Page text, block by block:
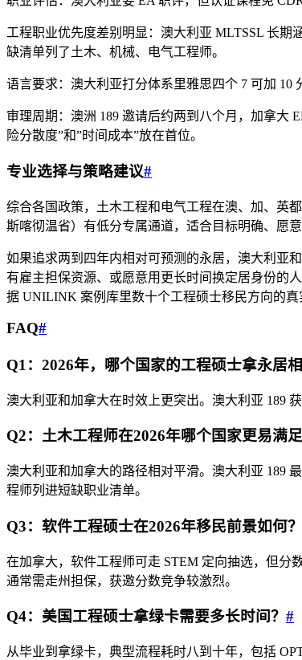
工程职业优先度差别明显：澳大利亚 MLTSSL 长
缺清单列了土木、机械、电气工程师。
语言要求：澳大利亚打分体系里雅思四个 7 可加 10
审理周期：澳洲 189 邀请后约两到八个月，加拿大
险分散度”和”时间成本”放在首位。
专业选择与策略建议#
综合各国政策，土木工程和电气工程在澳、加、英
斯喀彻温省）有低分专属通道，适合目标明确、愿
如果追求两到四年内相对可预测的永居，澳大利亚
有雇主担保资源、或愿意用更长时间换定居身份的
据 UNILINK 案例库里数十个工程硕士移民方向的
FAQ#
Q1：2026年，哪个国家的工程硕士拿永居相
澳大利亚和加拿大在时效上更突出。澳大利亚 189
Q2：土木工程师在2026年哪个国家更易满
澳大利亚和加拿大的路径相对平滑。澳大利亚 189
程师列进短缺职业清单。
Q3：软件工程硕士在2026年移民前景如何？
在加拿大，软件工程师可走 STEM 定向抽选，但分
通常需走州担保，获邀分数竞争较激烈。
Q4：美国工程硕士拿绿卡需要多长时间？ #
从毕业到拿绿卡，典型流程耗时八到十年，包括